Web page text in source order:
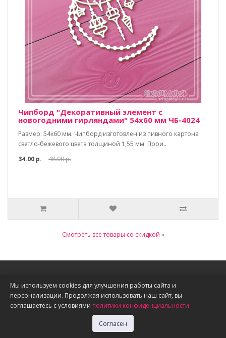
Чипборд "Декоративный элемент с
новогодними гирляндами" 54х60 мм ЧБ-4024
Размер: 54х60 мм. Чипборд изготовлен из пивного картона
светло-бежевого цвета толщиной 1,55 мм. Прои..
34.00 р.
48.00 р.
Смотреть все товары со скидкой »
Информация
О нас
Доставка, оплата, скидки
Политика конфиденциальности
Мы используем cookies для улучшения работы сайта и
персонализации. Продолжая использовать наш сайт, вы
соглашаетесь с условиями политики конфиденциальности
Согласен